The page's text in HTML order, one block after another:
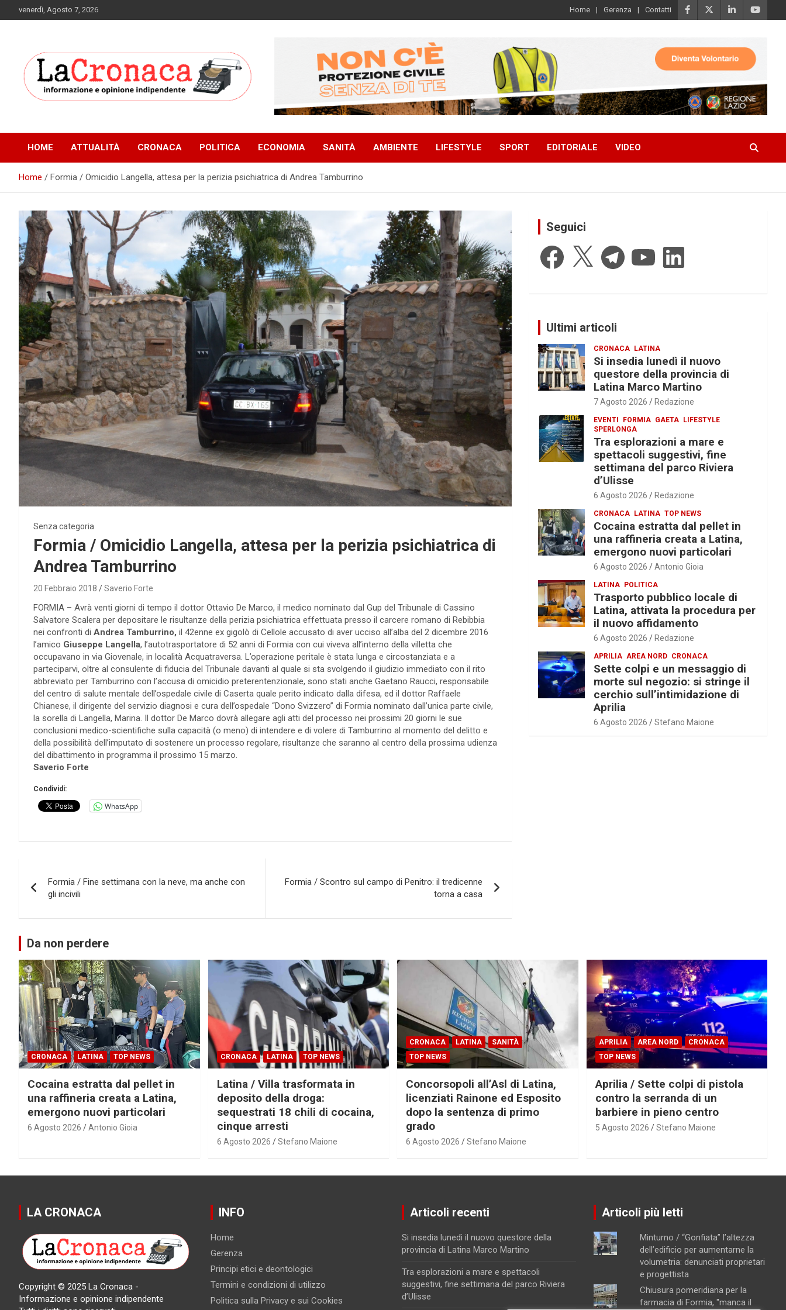
to
venerdì, Agosto 7, 2026 Home Gerenza Contatti
HOME ATTUALITÀ CRONACA POLITICA ECONOMIA SANITÀ AMBIENTE LIFESTYLE SPORT EDITORIALE VIDEO
Home Formia / Omicidio Langella, attesa per la perizia psichiatrica di Andrea Tamburrino
Senza categoria
Formia / Omicidio Langella, attesa per la perizia psichiatrica di
Andrea Tamburrino
20 Febbraio 2018 Saverio Forte
FORMIA – Avrà venti giorni di tempo il dottor Ottavio De Marco, il medico nominato dal Gup del Tribunale di Cassino
Salvatore Scalera per depositare le risultanze della perizia psichiatrica effettuata presso il carcere romano di Rebibbia
nei confronti di Andrea Tamburrino, il 42enne ex gigolò di Cellole accusato di aver ucciso all’alba del 2 dicembre 2016
l’amico Giuseppe Langella, l’autotrasportatore di 52 anni di Formia con cui viveva all’interno della villetta che
occupavano in via Giovenale, in località Acquatraversa. L’operazione peritale è stata lunga e circostanziata e a
parteciparvi, oltre al consulente di fiducia del Tribunale davanti al quale si sta svolgendo il giudizio immediato con il rito
abbreviato per Tamburrino con l’accusa di omicidio preterentenzionale, sono stati anche Gaetano Raucci, responsabile
del centro di salute mentale dell’ospedale civile di Caserta quale perito indicato dalla difesa, ed il dottor Raffaele
Chianese, il dirigente del servizio diagnosi e cura dell’ospedale “Dono Svizzero” di Formia nominato dall’unica parte civile,
la sorella di Langella, Marina. Il dottor De Marco dovrà allegare agli atti del processo nei prossimi 20 giorni le sue
conclusioni medico-scientifiche sulla capacità (o meno) di intendere e di volere di Tamburrino al momento del delitto e
della possibilità dell’imputato di sostenere un processo regolare, risultanze che saranno al centro della prossima udienza
del dibattimento in programma il prossimo 15 marzo.
Saverio Forte
Condividi:
WhatsApp
articoli
Formia / Fine settimana con la neve, ma anche con
gli incivili
Formia / Scontro sul campo di Penitro: il tredicenne
torna a casa
Seguici
Facebook
X TelegramYouTube LinkedIn
Ultimi articoli
CRONACA LATINA
Si insedia lunedì il nuovo
questore della provincia di
Latina Marco Martino
7 Agosto 2026 Redazione
EVENTI FORMIA GAETA LIFESTYLE
SPERLONGA
Tra esplorazioni a mare e
spettacoli suggestivi, fine
settimana del parco Riviera
d’Ulisse
6 Agosto 2026 Redazione
CRONACA LATINA TOP NEWS
Cocaina estratta dal pellet in
una raffineria creata a Latina,
emergono nuovi particolari
6 Agosto 2026 Antonio Gioia
LATINA POLITICA
Trasporto pubblico locale di
Latina, attivata la procedura per
il nuovo affidamento
6 Agosto 2026 Redazione
APRILIA AREA NORD CRONACA
Sette colpi e un messaggio di
morte sul negozio: si stringe il
cerchio sull’intimidazione di
Aprilia
6 Agosto 2026 Stefano Maione
Da non perdere
CRONACA LATINA TOP NEWS
Cocaina estratta dal pellet in
una raffineria creata a Latina,
emergono nuovi particolari
6 Agosto 2026 Antonio Gioia
CRONACA LATINA TOP NEWS
Latina / Villa trasformata in
deposito della droga:
sequestrati 18 chili di cocaina,
cinque arresti
6 Agosto 2026 Stefano Maione
CRONACA LATINA
SANITÀ
TOP NEWS
Concorsopoli all’Asl di Latina,
licenziati Rainone ed Esposito
dopo la sentenza di primo
grado
6 Agosto 2026 Stefano Maione
APRILIA AREA NORD
CRONACA
TOP NEWS
Aprilia / Sette colpi di pistola
contro la serranda di un
barbiere in pieno centro
5 Agosto 2026 Stefano Maione
LA CRONACA
Copyright © 2025 La Cronaca -
Informazione e opinione indipendente
INFO
Home
Gerenza
Principi etici e deontologici
Termini e condizioni di utilizzo
Politica sulla Privacy e sui Cookies
Articoli recenti
Si insedia lunedì il nuovo questore della
provincia di Latina Marco Martino
Tra esplorazioni a mare e spettacoli
suggestivi, fine settimana del parco Riviera
d’Ulisse
Articoli più letti
Minturno / “Gonfiata” l’altezza
dell’edificio per aumentarne la
volumetria: denunciati proprietari
e progettista
Chiusura pomeridiana per la
farmacia di Formia, "manca il